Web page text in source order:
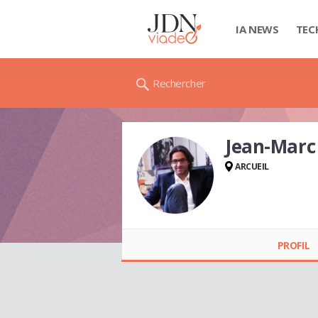
IA NEWS
Rechercher
Jean-Marc
ARCUEIL
PROFIL